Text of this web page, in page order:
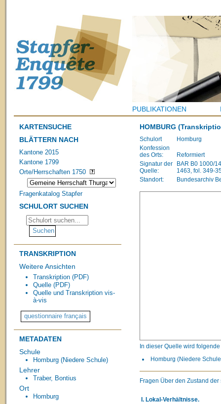
PUBLIKATIONEN
KARTENSUCHE
BLÄTTERN NACH
Kantone 2015
Kantone 1799
Orte/Herrschaften 1750
Fragenkatalog Stapfer
SCHULORT SUCHEN
TRANSKRIPTION
Weitere Ansichten
Transkription (PDF)
Quelle (PDF)
Quelle und Transkription vis-
à-vis
METADATEN
Schule
Homburg (Niedere Schule)
Lehrer
Traber, Bontius
Ort
Homburg
HOMBURG
Schulort
Homburg
Konfession
des Orts:
Reformiert
Signatur der
Quelle:
BAR B0 1000/
1463, fol. 349-
Standort:
Bundesarchiv
In dieser Quelle wird
Homburg (Niedere
Fragen Über den Zustand
I. Lokal-Verhältnisse.